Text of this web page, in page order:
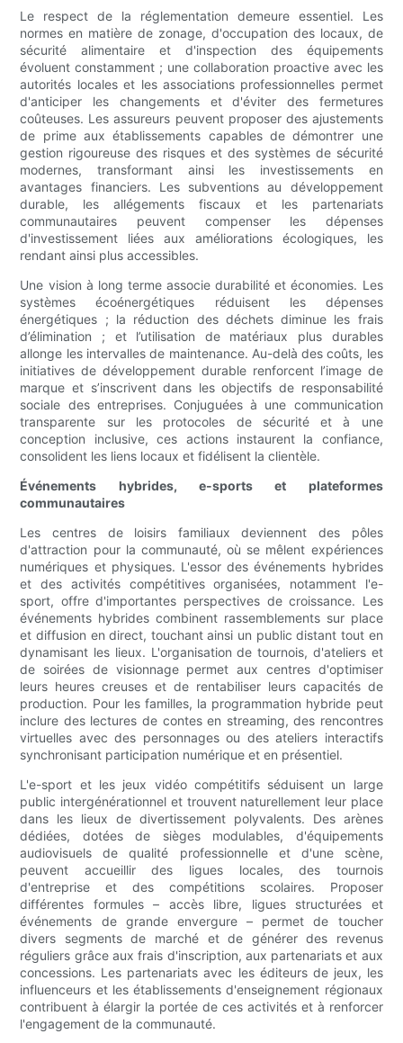
Le respect de la réglementation demeure essentiel. Les
normes en matière de zonage, d'occupation des locaux, de
sécurité alimentaire et d'inspection des équipements
évoluent constamment ; une collaboration proactive avec les
autorités locales et les associations professionnelles permet
d'anticiper les changements et d'éviter des fermetures
coûteuses. Les assureurs peuvent proposer des ajustements
de prime aux établissements capables de démontrer une
gestion rigoureuse des risques et des systèmes de sécurité
modernes, transformant ainsi les investissements en
avantages financiers. Les subventions au développement
durable, les allégements fiscaux et les partenariats
communautaires peuvent compenser les dépenses
d'investissement liées aux améliorations écologiques, les
rendant ainsi plus accessibles.
Une vision à long terme associe durabilité et économies. Les
systèmes écoénergétiques réduisent les dépenses
énergétiques ; la réduction des déchets diminue les frais
d’élimination ; et l’utilisation de matériaux plus durables
allonge les intervalles de maintenance. Au-delà des coûts, les
initiatives de développement durable renforcent l’image de
marque et s’inscrivent dans les objectifs de responsabilité
sociale des entreprises. Conjuguées à une communication
transparente sur les protocoles de sécurité et à une
conception inclusive, ces actions instaurent la confiance,
consolident les liens locaux et fidélisent la clientèle.
Événements hybrides, e-sports et plateformes
communautaires
Les centres de loisirs familiaux deviennent des pôles
d'attraction pour la communauté, où se mêlent expériences
numériques et physiques. L'essor des événements hybrides
et des activités compétitives organisées, notamment l'e-
sport, offre d'importantes perspectives de croissance. Les
événements hybrides combinent rassemblements sur place
et diffusion en direct, touchant ainsi un public distant tout en
dynamisant les lieux. L'organisation de tournois, d'ateliers et
de soirées de visionnage permet aux centres d'optimiser
leurs heures creuses et de rentabiliser leurs capacités de
production. Pour les familles, la programmation hybride peut
inclure des lectures de contes en streaming, des rencontres
virtuelles avec des personnages ou des ateliers interactifs
synchronisant participation numérique et en présentiel.
L'e-sport et les jeux vidéo compétitifs séduisent un large
public intergénérationnel et trouvent naturellement leur place
dans les lieux de divertissement polyvalents. Des arènes
dédiées, dotées de sièges modulables, d'équipements
audiovisuels de qualité professionnelle et d'une scène,
peuvent accueillir des ligues locales, des tournois
d'entreprise et des compétitions scolaires. Proposer
différentes formules – accès libre, ligues structurées et
événements de grande envergure – permet de toucher
divers segments de marché et de générer des revenus
réguliers grâce aux frais d'inscription, aux partenariats et aux
concessions. Les partenariats avec les éditeurs de jeux, les
influenceurs et les établissements d'enseignement régionaux
contribuent à élargir la portée de ces activités et à renforcer
l'engagement de la communauté.